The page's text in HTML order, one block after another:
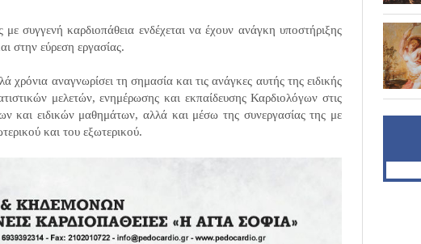
με συγγενή καρδιοπάθεια ενδέχεται να έχουν ανάγκη υποστήριξης
στην εύρεση εργασίας.
χρόνια αναγνωρίσει τη σημασία και τις ανάγκες αυτής της ειδικής
μελετών, ενημέρωσης και εκπαίδευσης Καρδιολόγων στις
και ειδικών μαθημάτων, αλλά και μέσω της συνεργασίας της με
και του εξωτερικού.